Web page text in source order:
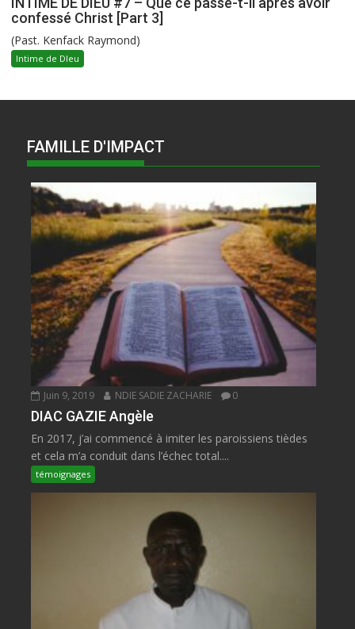
confessé Christ [Part 3]
(Past. Kenfack Raymond)
Intime de DIeu
FAMILLE D'IMPACT
Juin 9, 2019 NDIE SADIE ZACHARIE 0
DIAC GAZIE Angèle
En 2017, j’ai commencé à imiter les paroissiens tièdes
et cela m’a conduit dans l’échec total....
témoignages